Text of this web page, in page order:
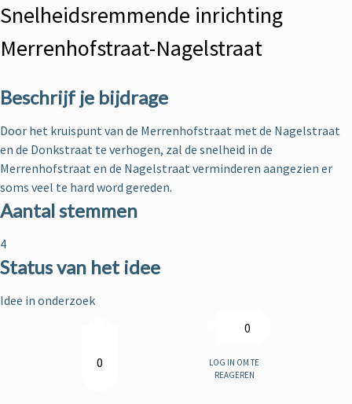
Snelheidsremmende inrichting
Merrenhofstraat-Nagelstraat
Beschrijf je bijdrage
Door het kruispunt van de Merrenhofstraat met de Nagelstraat
en de Donkstraat te verhogen, zal de snelheid in de
Merrenhofstraat en de Nagelstraat verminderen aangezien er
soms veel te hard word gereden.
Aantal stemmen
4
Status van het idee
Idee in onderzoek
0
0
Log in om te
reageren